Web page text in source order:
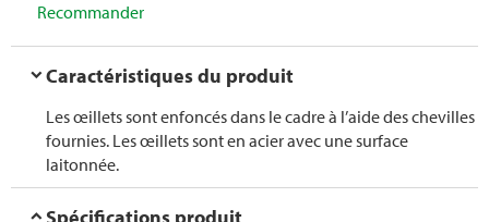
Recommander
Caractéristiques du produit
Les œillets sont enfoncés dans le cadre à l’aide des chevilles
fournies. Les œillets sont en acier avec une surface
laitonnée.